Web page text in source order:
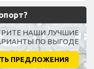
НАШИ ЛУЧШИЕ
ПО ВЫГОДЕ
ПРЕДЛОЖЕНИЯ